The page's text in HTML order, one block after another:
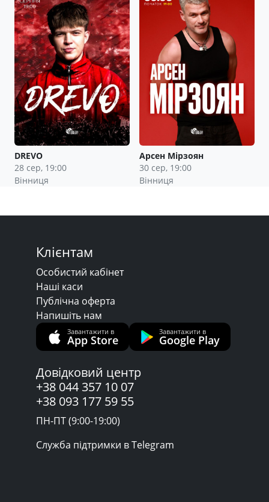
DREVO
28 сер, 19:00
Вінниця
Арсен Мірзоян
30 сер, 19:00
Вінниця
Клієнтам
Особистий кабінет
Наші каси
Публічна оферта
Напишіть нам
Завантажити в
App Store
Завантажити в
Google Play
Довідковий центр
+38 044 357 10 07
+38 093 177 59 55
ПН-ПТ (9:00-19:00)
Служба підтримки в Telegram